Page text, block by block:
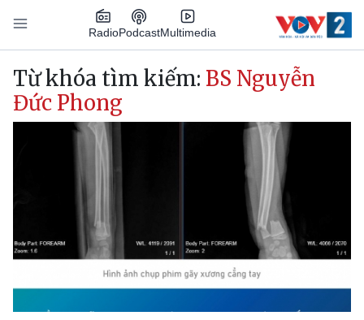
Nhảy đến nội dung
RadioPodcastMultimedia
Main navigation
Từ khóa tìm kiếm: BS Nguyễn
Đức Phong